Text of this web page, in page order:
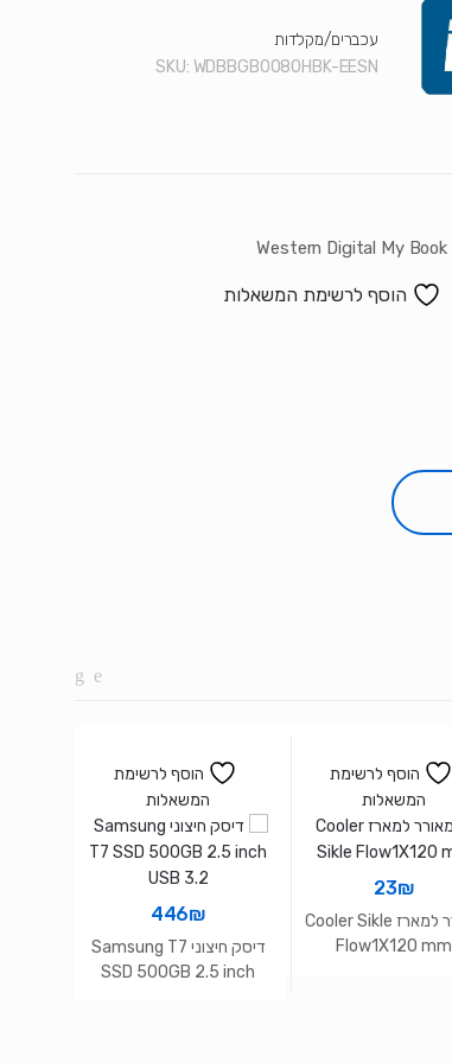
עכברים/מקלדות
SKU: WDBBGB0080HBK-EESN
הוסף לרשימת המשאלות
הוסף לרשימת
המשאלות
23₪
מאורר למארז Cooler Sikle
Flow1X120 mm
הוסף לרשימת
המשאלות
446₪
דיסק חיצוני Samsung T7
SSD 500GB 2.5 inch